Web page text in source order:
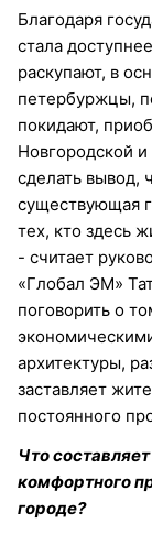
Благодаря
стала
раскупают, в
петербуржцы,
покидают,
Новгородской
сделать вывод,
существующая
тех, кто здесь
- считает
«Глобал ЭМ»
поговорить о
архитектуры,
заставляет
постоянного
Что
комфортного
городе?